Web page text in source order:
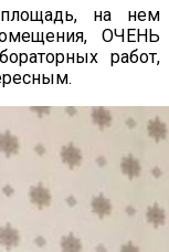
на нем
ОЧЕНЬ
работ,